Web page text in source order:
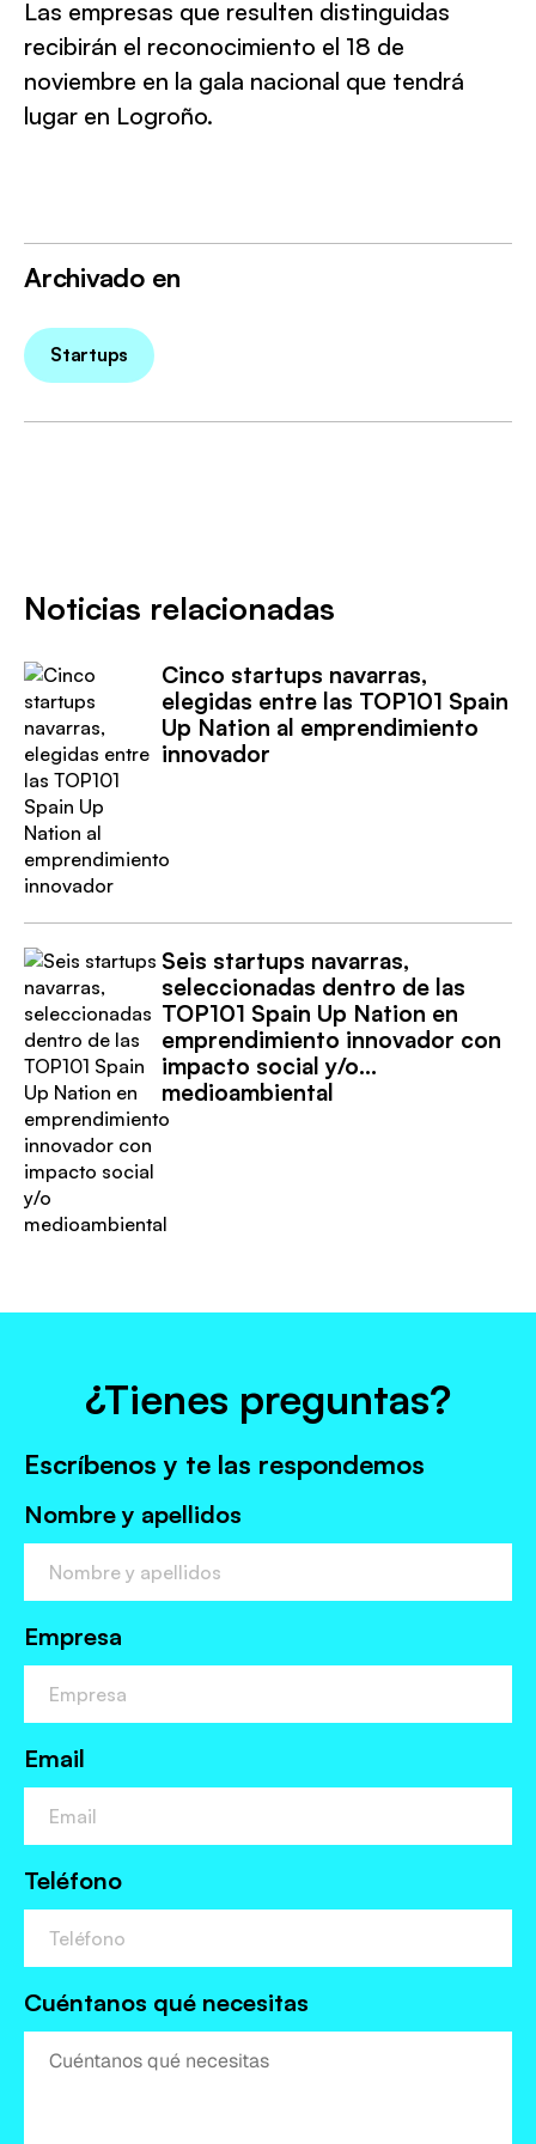
Las empresas que resulten distinguidas
recibirán el reconocimiento el 18 de
noviembre en la gala nacional que tendrá
lugar en Logroño.
Archivado en
Startups
Noticias relacionadas
Cinco startups navarras,
elegidas entre las TOP101 Spain
Up Nation al emprendimiento
innovador
Seis startups navarras,
seleccionadas dentro de las
TOP101 Spain Up Nation en
emprendimiento innovador con
impacto social y/o
medioambiental
¿Tienes preguntas?
Escríbenos y te las respondemos
Nombre y apellidos
Empresa
Email
Teléfono
Cuéntanos qué necesitas